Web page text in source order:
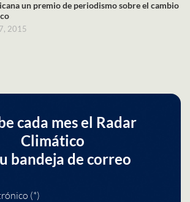
un premio de periodismo sobre el cambio
2015
cada mes el Radar
Climático
bandeja de correo
(*)